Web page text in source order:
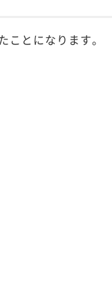
ことになります。